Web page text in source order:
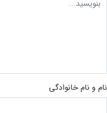
نام و نام خانوادگی